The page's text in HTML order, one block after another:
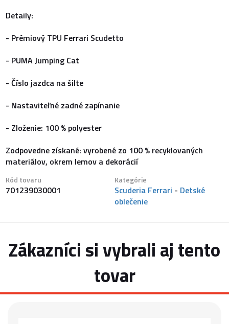
Detaily:
- Prémiový TPU Ferrari Scudetto
- PUMA Jumping Cat
- Číslo jazdca na šilte
- Nastaviteľné zadné zapínanie
- Zloženie: 100 % polyester
Zodpovedne získané: vyrobené zo 100 % recyklovaných
materiálov, okrem lemov a dekorácií
Kód tovaru
701239030001
Kategórie
Scuderia Ferrari - Detské
oblečenie
Zákazníci si vybrali aj tento
tovar